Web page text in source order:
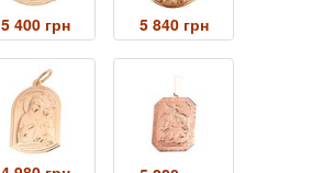
5 400 грн 5 840 грн